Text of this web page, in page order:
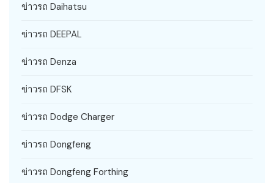
ข่าวรถ Daihatsu
ข่าวรถ DEEPAL
ข่าวรถ Denza
ข่าวรถ DFSK
ข่าวรถ Dodge Charger
ข่าวรถ Dongfeng
ข่าวรถ Dongfeng Forthing